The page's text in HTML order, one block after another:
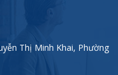
Thị Minh Khai, Phường